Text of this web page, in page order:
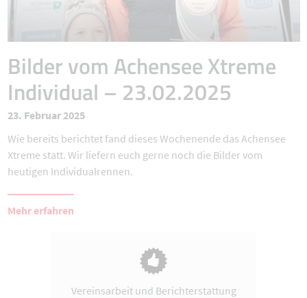
Bilder vom Achensee Xtreme
Individual – 23.02.2025
23. Februar 2025
Wie bereits berichtet fand dieses Wochenende das Achensee
Xtreme statt. Wir liefern euch gerne noch die Bilder vom
heutigen Individualrennen.
Mehr erfahren
Vereinsarbeit und Berichterstattung